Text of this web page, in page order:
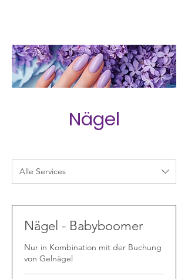
Nägel
Alle Services
Nägel - Babyboomer
Nur in Kombination mit der Buchung
von Gelnägel